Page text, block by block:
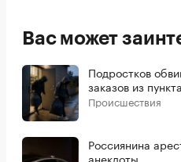
Вас может
Подростков
заказов из
Происшествия
Россиянина
анекдоты